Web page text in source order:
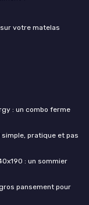
votre matelas
: un combo ferme
pratique et pas
: un sommier
pansement pour